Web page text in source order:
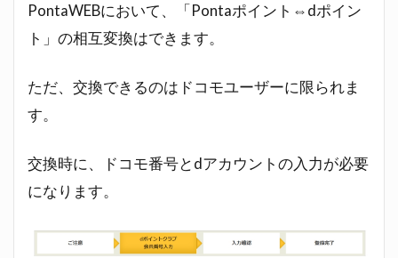
PontaWEBにおいて、「Pontaポイント⇔dポイン
ト」の相互変換はできます。
ただ、交換できるのはドコモユーザーに限られま
す。
交換時に、ドコモ番号とdアカウントの入力が必要
になります。